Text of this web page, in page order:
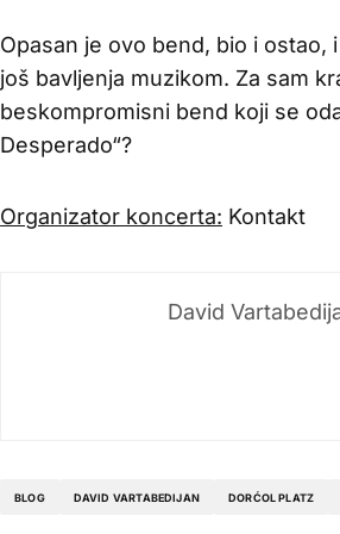
Opasan je ovo bend, bio i
još bavljenja muzikom. Za sam
beskompromisni bend koji se
Desperado“?
Organizator koncerta: Kontakt
David
BLOG DAVID VARTABEDIJAN DORĆOL PLATZ